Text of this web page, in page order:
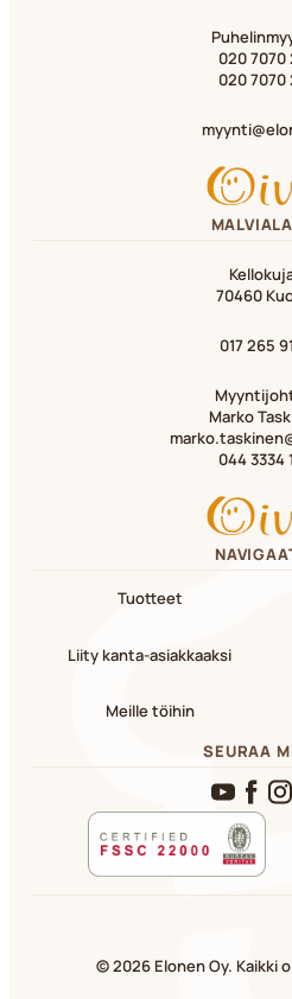
020 7070
020 7070
70460
017 265
Marko
044 3334
Tuotteet
Liity kanta-asiakkaaksi
Meille töihin
SEURAA
YouTube
© 2026 Elonen Oy. Kaikki